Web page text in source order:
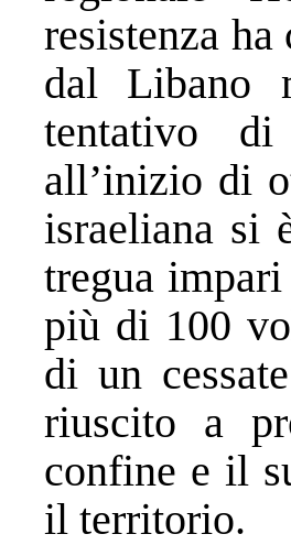
resistenza
dal Libano
tentativo di
all’inizio di
israeliana si
tregua
più di 100
di un
riuscito a
confine e il
il territorio.